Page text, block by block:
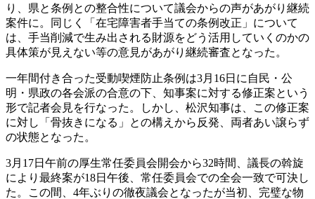
り、県と条例との整合性について議会からの声があがり継続
案件に。同じく「在宅障害者手当ての条例改正」について
は、手当削減で生み出される財源をどう活用していくのかの
具体策が見えない等の意見があがり継続審査となった。
一年間付き合った受動喫煙防止条例は3月16日に自民・公
明・県政の各会派の合意の下、知事案に対する修正案という
形で記者会見を行なった。しかし、松沢知事は、この修正案
に対し「骨抜きになる」との構えから反発、両者あい譲らず
の状態となった。
3月17日午前の厚生常任委員会開会から32時間、議長の斡旋
により最終案が18日午後、常任委員会での全会一致で可決し
た。この間、4年ぶりの徹夜議会となったが当初、完璧な物